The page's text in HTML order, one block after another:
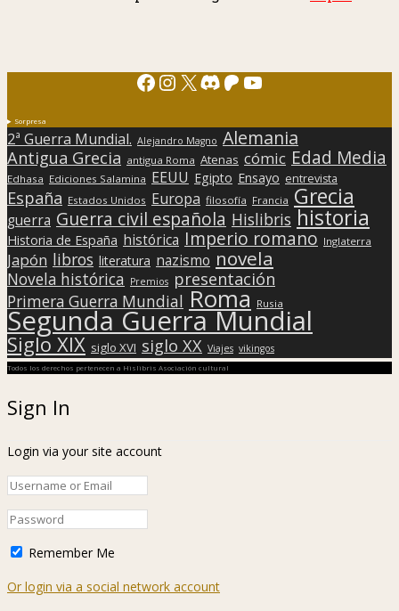
Facebook
Instagram
X Discord
Patreon
YouTube
Sorpresa
2ª Guerra Mundial. Alejandro Magno Alemania
Antigua Grecia antigua Roma Atenas cómic Edad Media
Edhasa Ediciones Salamina EEUU Egipto Ensayo entrevista
España Estados Unidos Europa filosofía Francia Grecia
guerra Guerra civil española Hislibris historia
Historia de España histórica Imperio romano Inglaterra
Japón libros literatura nazismo novela
Novela histórica Premios presentación
Primera Guerra Mundial Roma Rusia
Segunda Guerra Mundial
Siglo XIX siglo XVI siglo XX Viajes vikingos
Todos los derechos pertenecen a Hislibris Asociación cultural
Sign In
Login via your site account
Remember Me
Or login via a social network account